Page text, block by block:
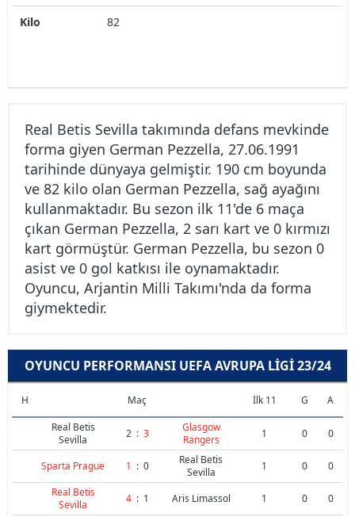
Kilo 82
Real Betis Sevilla takımında defans mevkinde
forma giyen German Pezzella, 27.06.1991
tarihinde dünyaya gelmiştir. 190 cm boyunda
ve 82 kilo olan German Pezzella, sağ ayağını
kullanmaktadır. Bu sezon ilk 11'de 6 maça
çıkan German Pezzella, 2 sarı kart ve 0 kırmızı
kart görmüştür. German Pezzella, bu sezon 0
asist ve 0 gol katkısı ile oynamaktadır.
Oyuncu, Arjantin Milli Takımı'nda da forma
giymektedir.
OYUNCU PERFORMANSI UEFA AVRUPA LIGI 23/24
H Maç İlk 11 G
A
Real Betis
Sevilla
2 : 3
Glasgow
Rangers
1 0 0
Sparta Prague 1 : 0
Real Betis
Sevilla
1 0
0
Real Betis
Sevilla
4 : 1 Aris Limassol 1 0 0